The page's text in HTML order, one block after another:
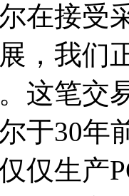
在接受
，我们
这笔交
于30年
仅生产